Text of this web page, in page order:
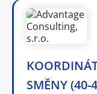
SMĚNY (40-